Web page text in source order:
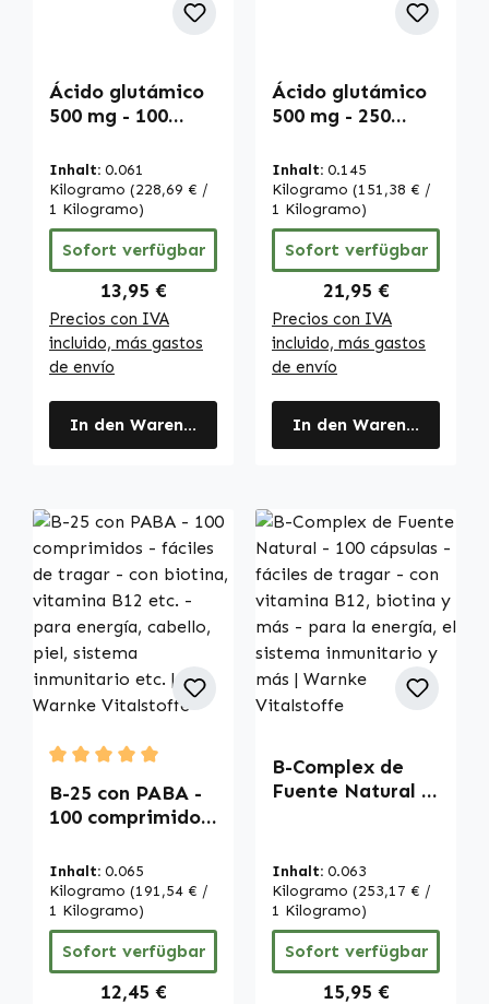
Ácido glutámico
500 mg - 100
de tragar - alta
dosis y vegano |
Warnke
Vitalstoffe
Inhalt: 0.061
Kilogramo (228,69 € /
1 Kilogramo)
Sofort verfügbar
Regulärer Preis:
13,95 €
Precios con IVA
incluido, más gastos
de envío
In den Warenkorb
Ácido glutámico
500 mg - 250
de tragar - alta
dosis y vegano |
Warnke
Vitalstoffe
Inhalt: 0.145
Kilogramo (151,38 € /
1 Kilogramo)
Sofort verfügbar
Regulärer Preis:
21,95 €
Precios con IVA
incluido, más gastos
de envío
In den Warenkorb
Durchschnittliche Bewertung von 5 von 5 Sternen
B-25 con PABA -
100 comprimidos
tragar - con
biotina, vitamina
B12 etc. - para
energía, cabello,
piel, sistema
inmunitario etc. |
Inhalt: 0.065
Kilogramo (191,54 € /
1 Kilogramo)
Sofort verfügbar
Regulärer Preis:
12,45 €
B-Complex de
Fuente Natural -
- con vitamina
B12, biotina y
más - para la
energía, el
sistema
inmunitario y
Inhalt: 0.063
Kilogramo (253,17 € /
1 Kilogramo)
Sofort verfügbar
Regulärer Preis:
15,95 €